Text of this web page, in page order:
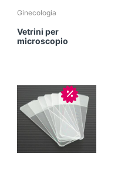
Ginecologia
Vetrini per
microscopio
In offerta!